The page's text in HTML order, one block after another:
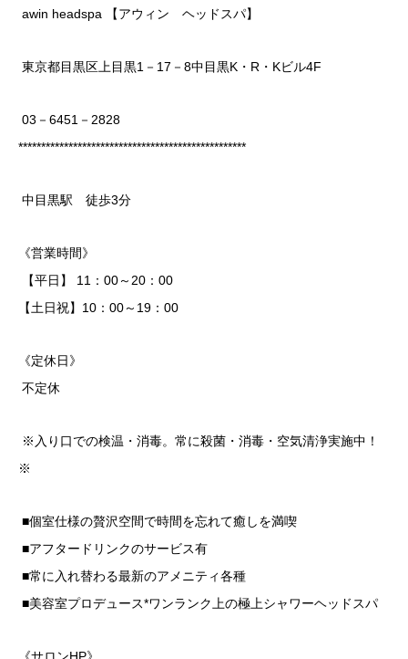
awin headspa 【アウィン ヘッドスパ】
東京都目黒区上目黒1－17－8中目黒K・R・Kビル4F
03－6451－2828
**************************************************
中目黒駅 徒歩3分
《営業時間》
【平日】 11：00～20：00
【土日祝】10：00～19：00
《定休日》
不定休
※入り口での検温・消毒。常に殺菌・消毒・空気清浄実施中！
※
■個室仕様の贅沢空間で時間を忘れて癒しを満喫
■アフタードリンクのサービス有
■常に入れ替わる最新のアメニティ各種
■美容室プロデュース*ワンランク上の極上シャワーヘッドスパ